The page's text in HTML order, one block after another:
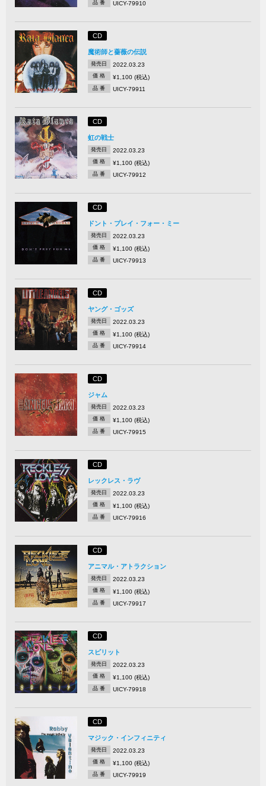
品 番 UICY-79910
CD
魔術師と薔薇の伝説
発売日 2022.03.23
価 格 ¥1,100 (税込)
品 番 UICY-79911
CD
虹の戦士
発売日 2022.03.23
価 格 ¥1,100 (税込)
品 番 UICY-79912
CD
ドント・プレイ・フォー・ミー
発売日 2022.03.23
価 格 ¥1,100 (税込)
品 番 UICY-79913
CD
ヤング・ゴッズ
発売日 2022.03.23
価 格 ¥1,100 (税込)
品 番 UICY-79914
CD
ジャム
発売日 2022.03.23
価 格 ¥1,100 (税込)
品 番 UICY-79915
CD
レックレス・ラヴ
発売日 2022.03.23
価 格 ¥1,100 (税込)
品 番 UICY-79916
CD
アニマル・アトラクション
発売日 2022.03.23
価 格 ¥1,100 (税込)
品 番 UICY-79917
CD
スピリット
発売日 2022.03.23
価 格 ¥1,100 (税込)
品 番 UICY-79918
CD
マジック・インフィニティ
発売日 2022.03.23
価 格 ¥1,100 (税込)
品 番 UICY-79919